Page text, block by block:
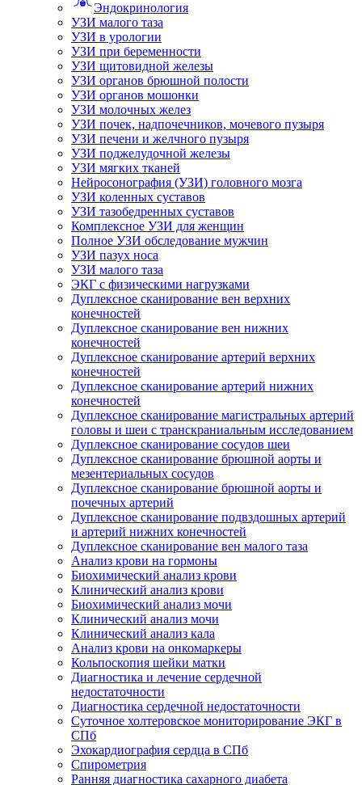
Эндокринология
УЗИ малого таза
УЗИ в урологии
УЗИ при беременности
УЗИ щитовидной железы
УЗИ органов брюшной полости
УЗИ органов мошонки
УЗИ молочных желез
УЗИ почек, надпочечников, мочевого пузыря
УЗИ печени и желчного пузыря
УЗИ поджелудочной железы
УЗИ мягких тканей
Нейросонография (УЗИ) головного мозга
УЗИ коленных суставов
УЗИ тазобедренных суставов
Комплексное УЗИ для женщин
Полное УЗИ обследование мужчин
УЗИ пазух носа
УЗИ малого таза
ЭКГ с физическими нагрузками
Дуплексное сканирование вен верхних
конечностей
Дуплексное сканирование вен нижних
конечностей
Дуплексное сканирование артерий верхних
конечностей
Дуплексное сканирование артерий нижних
конечностей
Дуплексное сканирование магистральных артерий
головы и шеи с транскраниальным исследованием
Дуплексное сканирование сосудов шеи
Дуплексное сканирование брюшной аорты и
мезентериальных сосудов
Дуплексное сканирование брюшной аорты и
почечных артерий
Дуплексное сканирование подвздошных артерий
и артерий нижних конечностей
Дуплексное сканирование вен малого таза
Анализ крови на гормоны
Биохимический анализ крови
Клинический анализ крови
Биохимический анализ мочи
Клинический анализ мочи
Клинический анализ кала
Анализ крови на онкомаркеры
Кольпоскопия шейки матки
Диагностика и лечение сердечной
недостаточности
Диагностика сердечной недостаточности
Суточное холтеровское мониторирование ЭКГ в
СПб
Эхокардиография сердца в СПб
Спирометрия
Ранняя диагностика сахарного диабета